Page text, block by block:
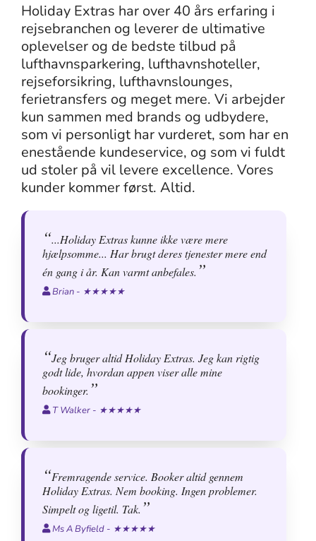
Holiday Extras har over 40 års erfaring i
rejsebranchen og leverer de ultimative
oplevelser og de bedste tilbud på
lufthavnsparkering, lufthavnshoteller,
rejseforsikring, lufthavnslounges,
ferietransfers og meget mere. Vi arbejder
kun sammen med brands og udbydere,
som vi personligt har vurderet, som har en
enestående kundeservice, og som vi fuldt
ud stoler på vil levere excellence. Vores
kunder kommer først. Altid.
...Holiday Extras kunne ikke være mere
hjælpsomme... Har brugt deres tjenester mere end
én gang i år. Kan varmt anbefales.
Brian - ★★★★★
Jeg bruger altid Holiday Extras. Jeg kan rigtig
godt lide, hvordan appen viser alle mine
bookinger.
T Walker - ★★★★★
Fremragende service. Booker altid gennem
Holiday Extras. Nem booking. Ingen problemer.
Simpelt og ligetil. Tak.
Ms A Byfield - ★★★★★